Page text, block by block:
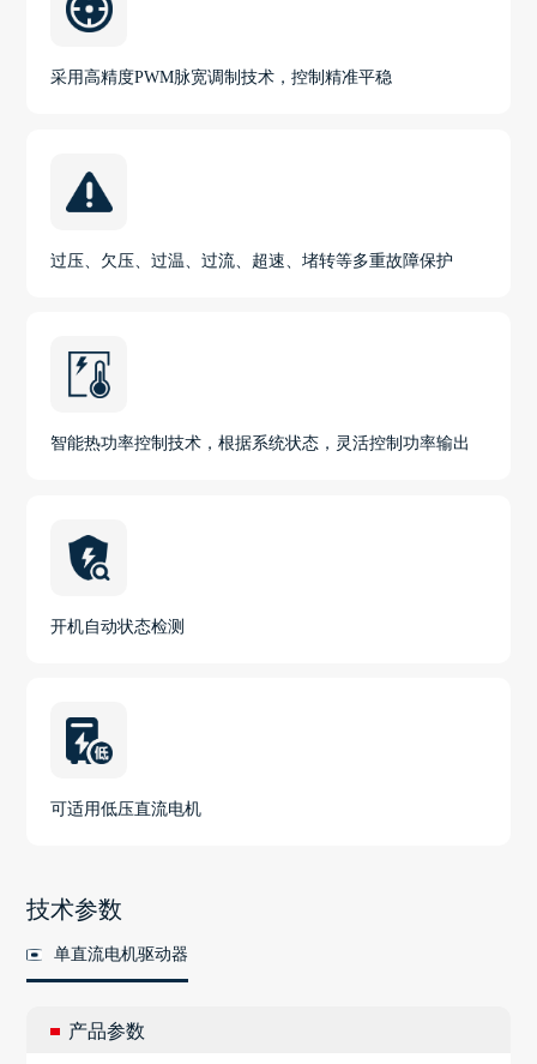
采用高精度PWM脉宽调制技术，控制精准平稳
过压、欠压、过温、过流、超速、堵转等多重故障保护
智能热功率控制技术，根据系统状态，灵活控制功率输出
开机自动状态检测
可适用低压直流电机
技术参数
单直流电机驱动器
产品参数